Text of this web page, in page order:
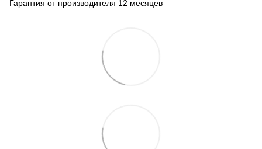
Гарантия от производителя 12 месяцев